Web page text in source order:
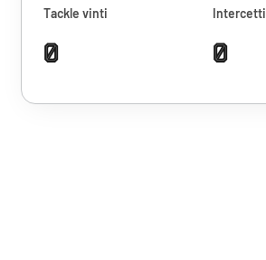
Tackle vinti
0
Intercetti
0